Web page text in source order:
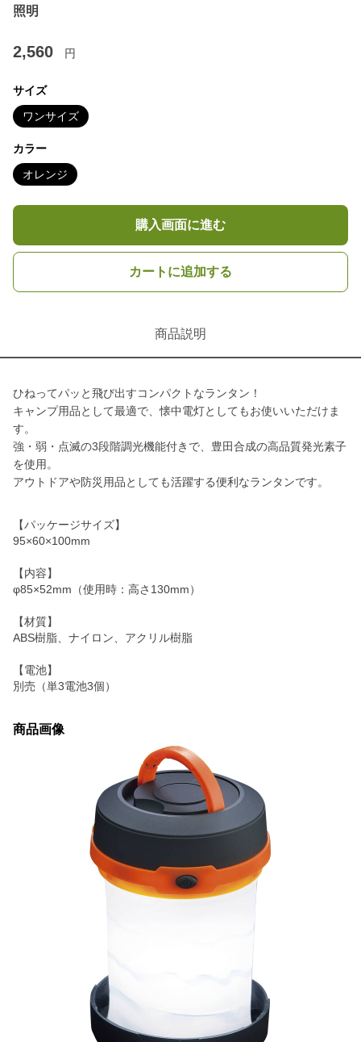
照明
2,560 円
サイズ
ワンサイズ
カラー
オレンジ
購入画面に進む
カートに追加する
商品説明
ひねってパッと飛び出すコンパクトなランタン！
キャンプ用品として最適で、懐中電灯としてもお使いいただけま
す。
強・弱・点滅の3段階調光機能付きで、豊田合成の高品質発光素子
を使用。
アウトドアや防災用品としても活躍する便利なランタンです。
【パッケージサイズ】
95×60×100mm
【内容】
φ85×52mm（使用時：高さ130mm）
【材質】
ABS樹脂、ナイロン、アクリル樹脂
【電池】
別売（単3電池3個）
商品画像